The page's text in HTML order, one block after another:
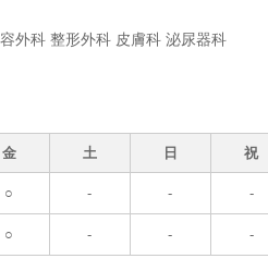
外科 整形外科 皮膚科 泌尿器科
金 土 日 祝
○ - - -
○ - - -